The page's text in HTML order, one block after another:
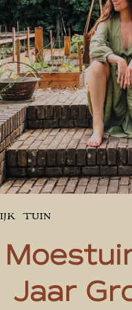
TUIN
Jaar